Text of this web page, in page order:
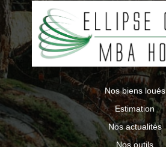
Nos biens loués
Estimation
Nos actualités
Nos outils